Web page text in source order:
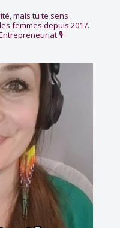
mais tu te sens
femmes depuis 2017.
🎙️